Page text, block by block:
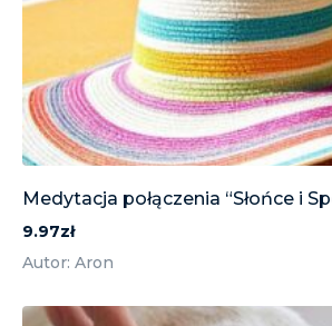
Medytacja połączenia “Słońce i
9.97zł
Autor: Aron